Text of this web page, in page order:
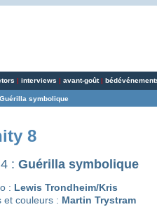
| interviews | avant-goût|
symbolique
8
: Guérilla symbolique
: Lewis Trondheim/Kris
et couleurs : Martin Trystram